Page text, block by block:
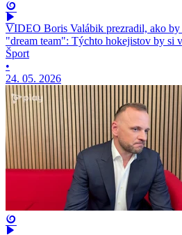
VIDEO Boris Valábik prezradil, ako
"dream team": Týchto hokejistov by si
Šport
•
24. 05. 2026